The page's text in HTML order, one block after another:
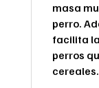
masa
perro.
facilita
perros
cereales.